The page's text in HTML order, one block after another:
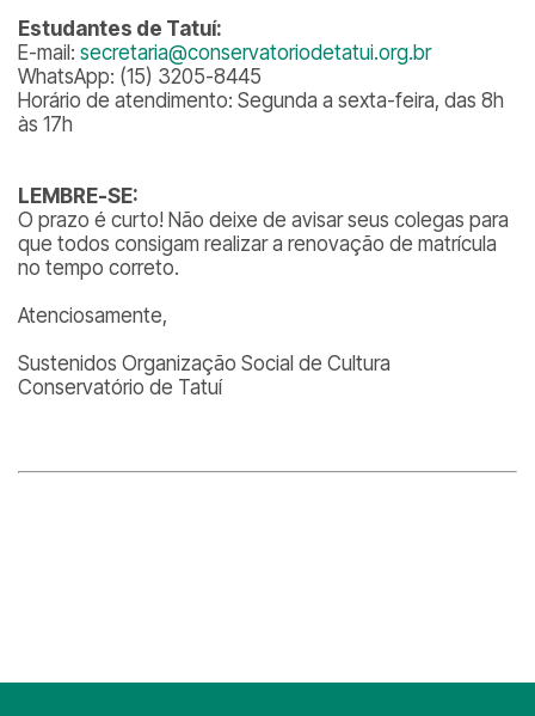
Estudantes de Tatuí:
E-mail: secretaria@conservatoriodetatui.org.br
WhatsApp: (15) 3205-8445
Horário de atendimento: Segunda a sexta-feira, das 8h
às 17h
LEMBRE-SE:
O prazo é curto! Não deixe de avisar seus colegas para
que todos consigam realizar a renovação de matrícula
no tempo correto.
Atenciosamente,
Sustenidos Organização Social de Cultura
Conservatório de Tatuí